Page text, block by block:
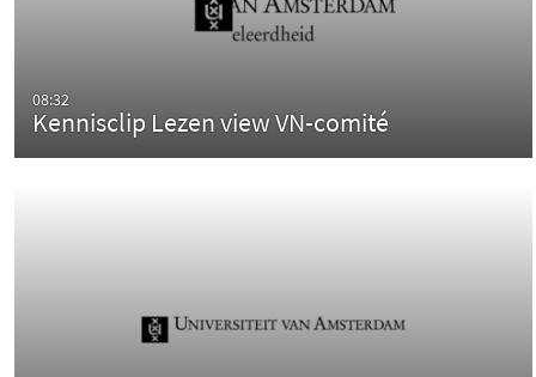
08:32
Kennisclip Lezen view VN-comité